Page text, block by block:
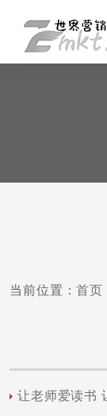
当前位置：首页
让老师爱读书